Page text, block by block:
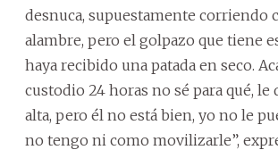
desnuca, supuestamente corriendo
alambre, pero el golpazo que tiene
haya recibido una patada en seco.
custodio 24 horas no sé para qué, le
alta, pero él no está bien, yo no le
no tengo ni como movilizarle”,